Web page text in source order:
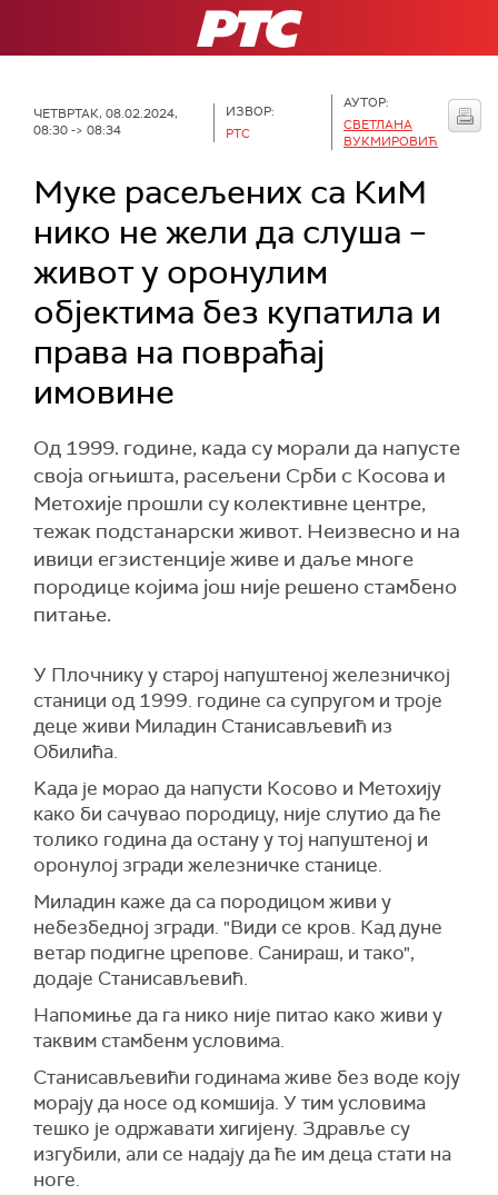
РТС
ЧЕТВРТАК, 08.02.2024,
08:30 -> 08:34
ИЗВОР:
РТС
АУТОР:
СВЕТЛАНА
ВУКМИРОВИЋ
Муке расељених са КиМ
нико не жели да слуша –
живот у оронулим
објектима без купатила и
права на повраћај
имовине
Од 1999. године, када су морали да напусте
своја огњишта, расељени Срби с Косова и
Метохије прошли су колективне центре,
тежак подстанарски живот. Неизвесно и на
ивици егзистенције живе и даље многе
породице којима још није решено стамбено
питање.
У Плочнику у старој напуштеној железничкој
станици од 1999. године са супругом и троје
деце живи Миладин Станисављевић из
Обилића.
Kада је морао да напусти Косово и Метохију
како би сачувао породицу, није слутио да ће
толико година да остану у тој напуштеној и
оронулој згради железничке станице.
Миладин каже да са породицом живи у
небезбедној згради. "Види се кров. Кад дуне
ветар подигне црепове. Санираш, и тако",
додаје Станисављевић.
Напомиње да га нико није питао како живи у
таквим стамбенм условима.
Станисављевићи годинама живе без воде коју
морају да носе од комшија. У тим условима
тешко је одржавати хигијену. Здравље су
изгубили, али се надају да ће им деца стати на
ноге.